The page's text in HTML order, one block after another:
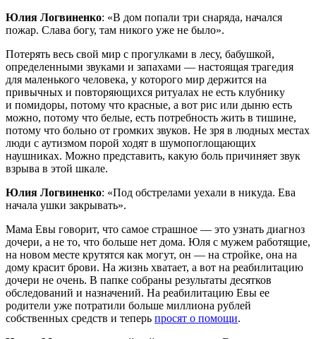
Юлия Логвиненко: «В дом попали три снаряда, начался
пожар. Слава богу, там никого уже не было».
Потерять весь свой мир с прогулками в лесу, бабушкой,
определенными звуками и запахами — настоящая трагедия
для маленького человека, у которого мир держится на
привычных и повторяющихся ритуалах не есть клубнику
и помидоры, потому что красные, а вот рис или дыню есть
можно, потому что белые, есть потребность жить в тишине,
потому что больно от громких звуков. Не зря в людных местах
люди с аутизмом порой ходят в шумопоглощающих
наушниках. Можно представить, какую боль причиняет звук
взрыва в этой шкале.
Юлия Логвиненко: «Под обстрелами уехали в никуда. Ева
начала ушки закрывать».
Мама Евы говорит, что самое страшное — это узнать диагноз
дочери, а не то, что больше нет дома. Юля с мужем работящие,
на новом месте крутятся как могут, он — на стройке, она на
дому красит брови. На жизнь хватает, а вот на реабилитацию
дочери не очень. В папке собраны результаты десятков
обследований и назначений. На реабилитацию Евы ее
родители уже потратили больше миллиона рублей
собственных средств и теперь просят о помощи.